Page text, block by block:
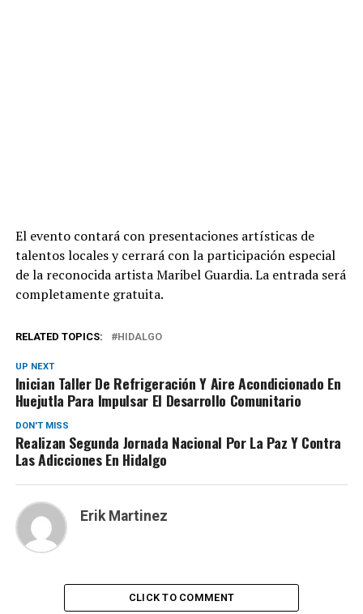
El evento contará con presentaciones artísticas de
talentos locales y cerrará con la participación especial
de la reconocida artista Maribel Guardia. La entrada será
completamente gratuita.
RELATED TOPICS: HIDALGO
UP NEXT
Inician Taller De Refrigeración Y Aire Acondicionado En
Huejutla Para Impulsar El Desarrollo Comunitario
DON'T MISS
Realizan Segunda Jornada Nacional Por La Paz Y Contra
Las Adicciones En Hidalgo
Erik Martinez
CLICK TO COMMENT